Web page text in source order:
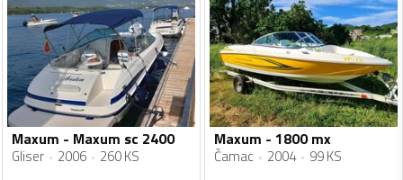
Maxum - Maxum sc 2400
Gliser 2006 260 KS
Maxum - 1800 mx
Čamac 2004 99 KS